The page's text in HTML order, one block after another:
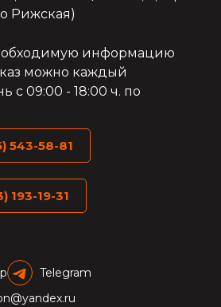
Рижская)
информацию
можно каждый
с 09:00 - 18:00 ч. по
543-58-81
193-19-31
Telegram